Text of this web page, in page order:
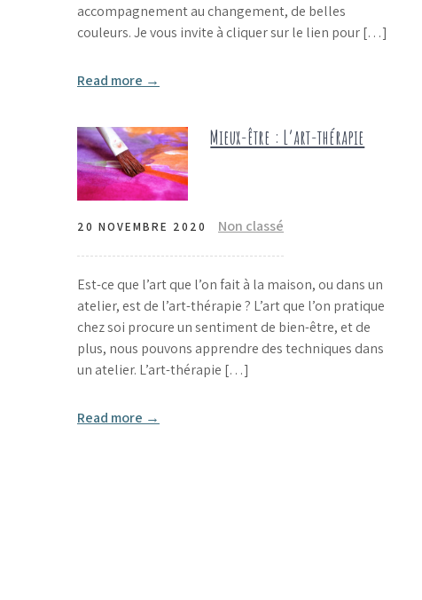
accompagnement au changement, de belles
couleurs. Je vous invite à cliquer sur le lien pour […]
Read more →
Mieux-être : L’art-thérapie
20 NOVEMBRE 2020 Non classé
Est-ce que l’art que l’on fait à la maison, ou dans un
atelier, est de l’art-thérapie ? L’art que l’on pratique
chez soi procure un sentiment de bien-être, et de
plus, nous pouvons apprendre des techniques dans
un atelier. L’art-thérapie […]
Read more →